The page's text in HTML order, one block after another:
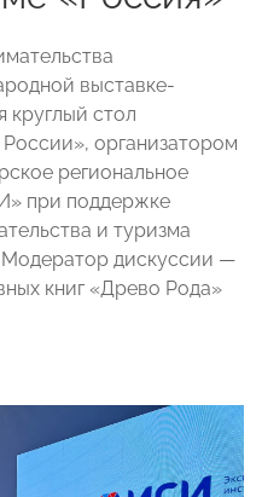
выставке-
круглый стол
организатором
региональное
при поддержке
и туризма
дискуссии —
книг «Древо Рода»